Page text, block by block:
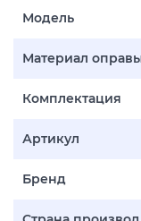
Модель
Материал
Комплектация
Артикул
Бренд